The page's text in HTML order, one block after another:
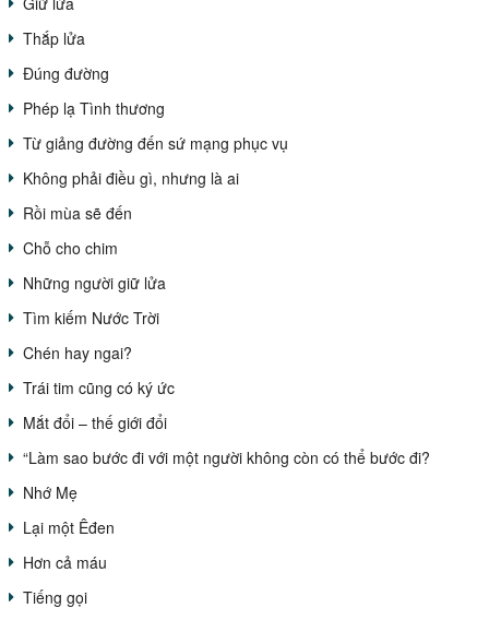
Thắp lửa
Đúng đường
Phép lạ Tình thương
Từ giảng đường đến sứ mạng phục vụ
Không phải điều gì, nhưng là ai
Rồi mùa sẽ đến
Chỗ cho chim
Những người giữ lửa
Tìm kiếm Nước Trời
Chén hay ngai?
Trái tim cũng có ký ức
Mắt đổi – thế giới đổi
“Làm sao bước đi với một người không còn có thể bước đi?
Nhớ Mẹ
Lại một Êđen
Hơn cả máu
Tiếng gọi